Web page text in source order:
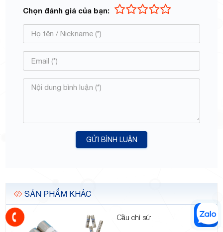
Chọn đánh giá của bạn:
GỬI BÌNH LUẬN
SẢN PHẨM KHÁC
Cầu chì sứ